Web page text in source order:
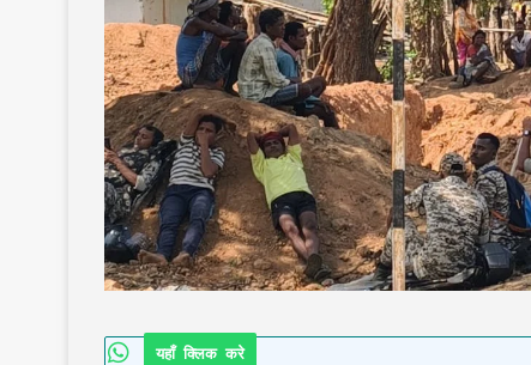
यहाँ क्लिक करे